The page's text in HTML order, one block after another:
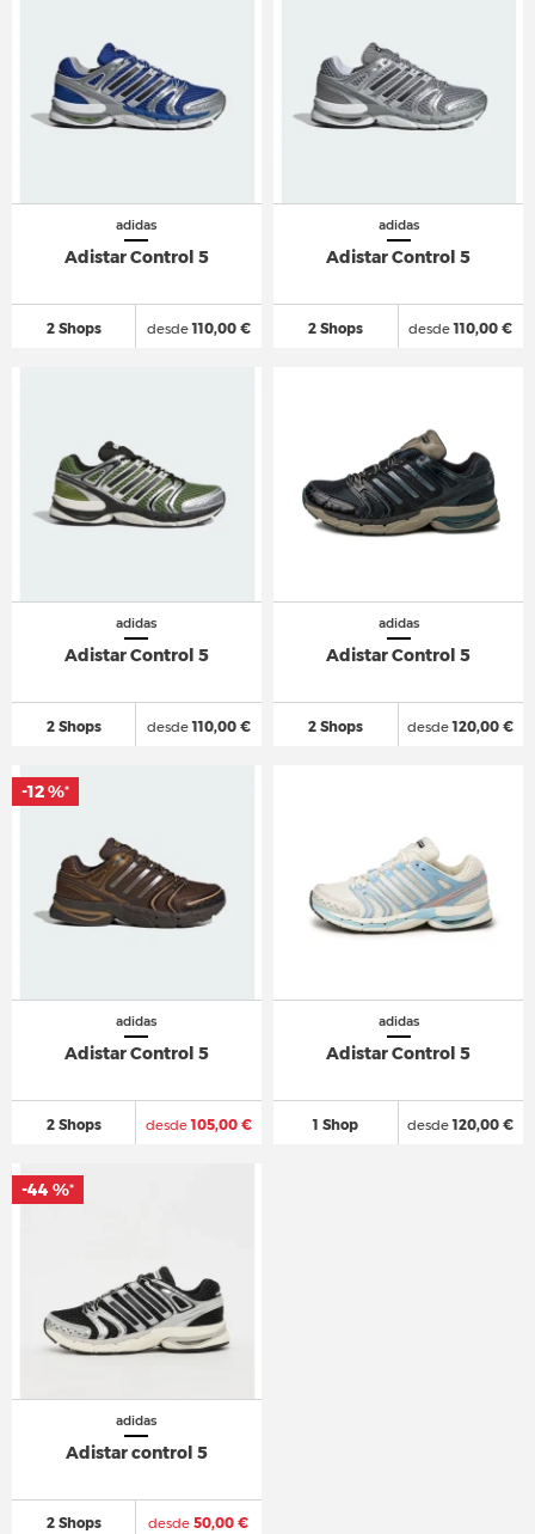
adidas
Adistar Control 5
2 Shops desde110,00 €
adidas
Adistar Control 5
2 Shops desde110,00 €
adidas
Adistar Control 5
2 Shops desde110,00 €
adidas
Adistar Control 5
2 Shops desde120,00 €
adidas
Adistar Control 5
2 Shops desde105,00 €
-12 %*
adidas
Adistar Control 5
1 Shop desde120,00 €
adidas
Adistar control 5
2 Shops desde 50,00 €
-44 %*